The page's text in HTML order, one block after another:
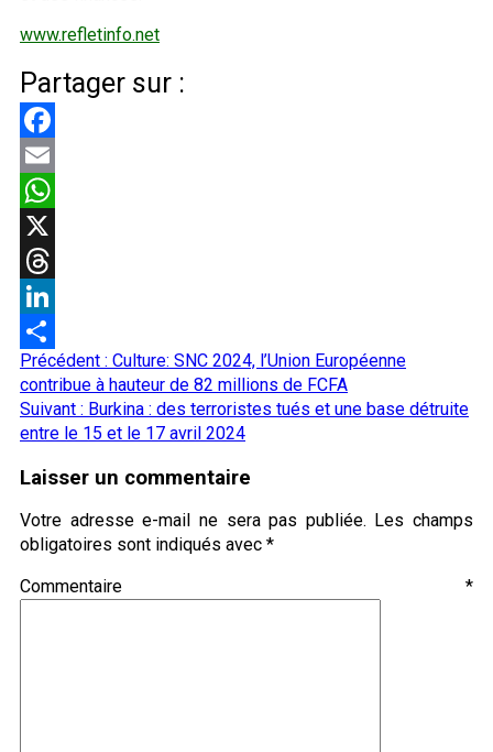
www.refletinfo.net
Partager sur :
Facebook
Email
WhatsApp
X
Threads
LinkedIn
Partager
Navigation
d’article
Précédent : Culture: SNC 2024, l’Union Européenne
contribue à hauteur de 82 millions de FCFA
Suivant : Burkina : des terroristes tués et une base détruite
entre le 15 et le 17 avril 2024
Laisser un commentaire
Votre adresse e-mail ne sera pas publiée. Les champs
obligatoires sont indiqués avec *
Commentaire *